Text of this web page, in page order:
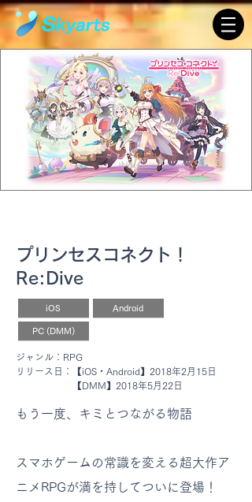
プリンセスコネクト！
Re:Dive
iOS Android
PC (DMM)
ジャンル：RPG
リリース日：【iOS・Android】2018年2月15日
【DMM】2018年5月22日
もう一度、キミとつながる物語
スマホゲームの常識を変える超大作ア
ニメRPGが満を持してついに登場！